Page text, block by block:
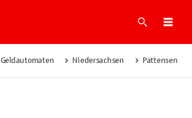
Suche
Geldautomaten Niedersachsen Pattensen